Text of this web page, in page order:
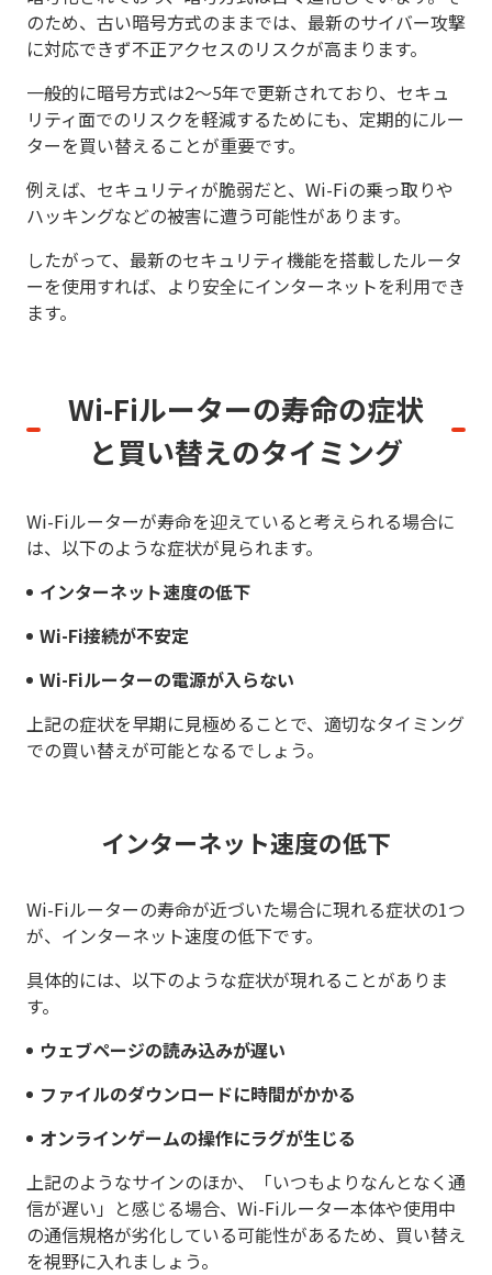
のため、古い暗号方式のままでは、最新のサイバー攻撃
に対応できず不正アクセスのリスクが高まります。
一般的に暗号方式は2～5年で更新されており、セキュ
リティ面でのリスクを軽減するためにも、定期的にルー
ターを買い替えることが重要です。
例えば、セキュリティが脆弱だと、Wi-Fiの乗っ取りや
ハッキングなどの被害に遭う可能性があります。
したがって、最新のセキュリティ機能を搭載したルータ
ーを使用すれば、より安全にインターネットを利用でき
ます。
Wi-Fiルーターの寿命の症状
と買い替えのタイミング
Wi-Fiルーターが寿命を迎えていると考えられる場合に
は、以下のような症状が見られます。
インターネット速度の低下
Wi-Fi接続が不安定
Wi-Fiルーターの電源が入らない
上記の症状を早期に見極めることで、適切なタイミング
での買い替えが可能となるでしょう。
インターネット速度の低下
Wi-Fiルーターの寿命が近づいた場合に現れる症状の1つ
が、インターネット速度の低下です。
具体的には、以下のような症状が現れることがありま
す。
ウェブページの読み込みが遅い
ファイルのダウンロードに時間がかかる
オンラインゲームの操作にラグが生じる
上記のようなサインのほか、「いつもよりなんとなく通
信が遅い」と感じる場合、Wi-Fiルーター本体や使用中
の通信規格が劣化している可能性があるため、買い替え
を視野に入れましょう。